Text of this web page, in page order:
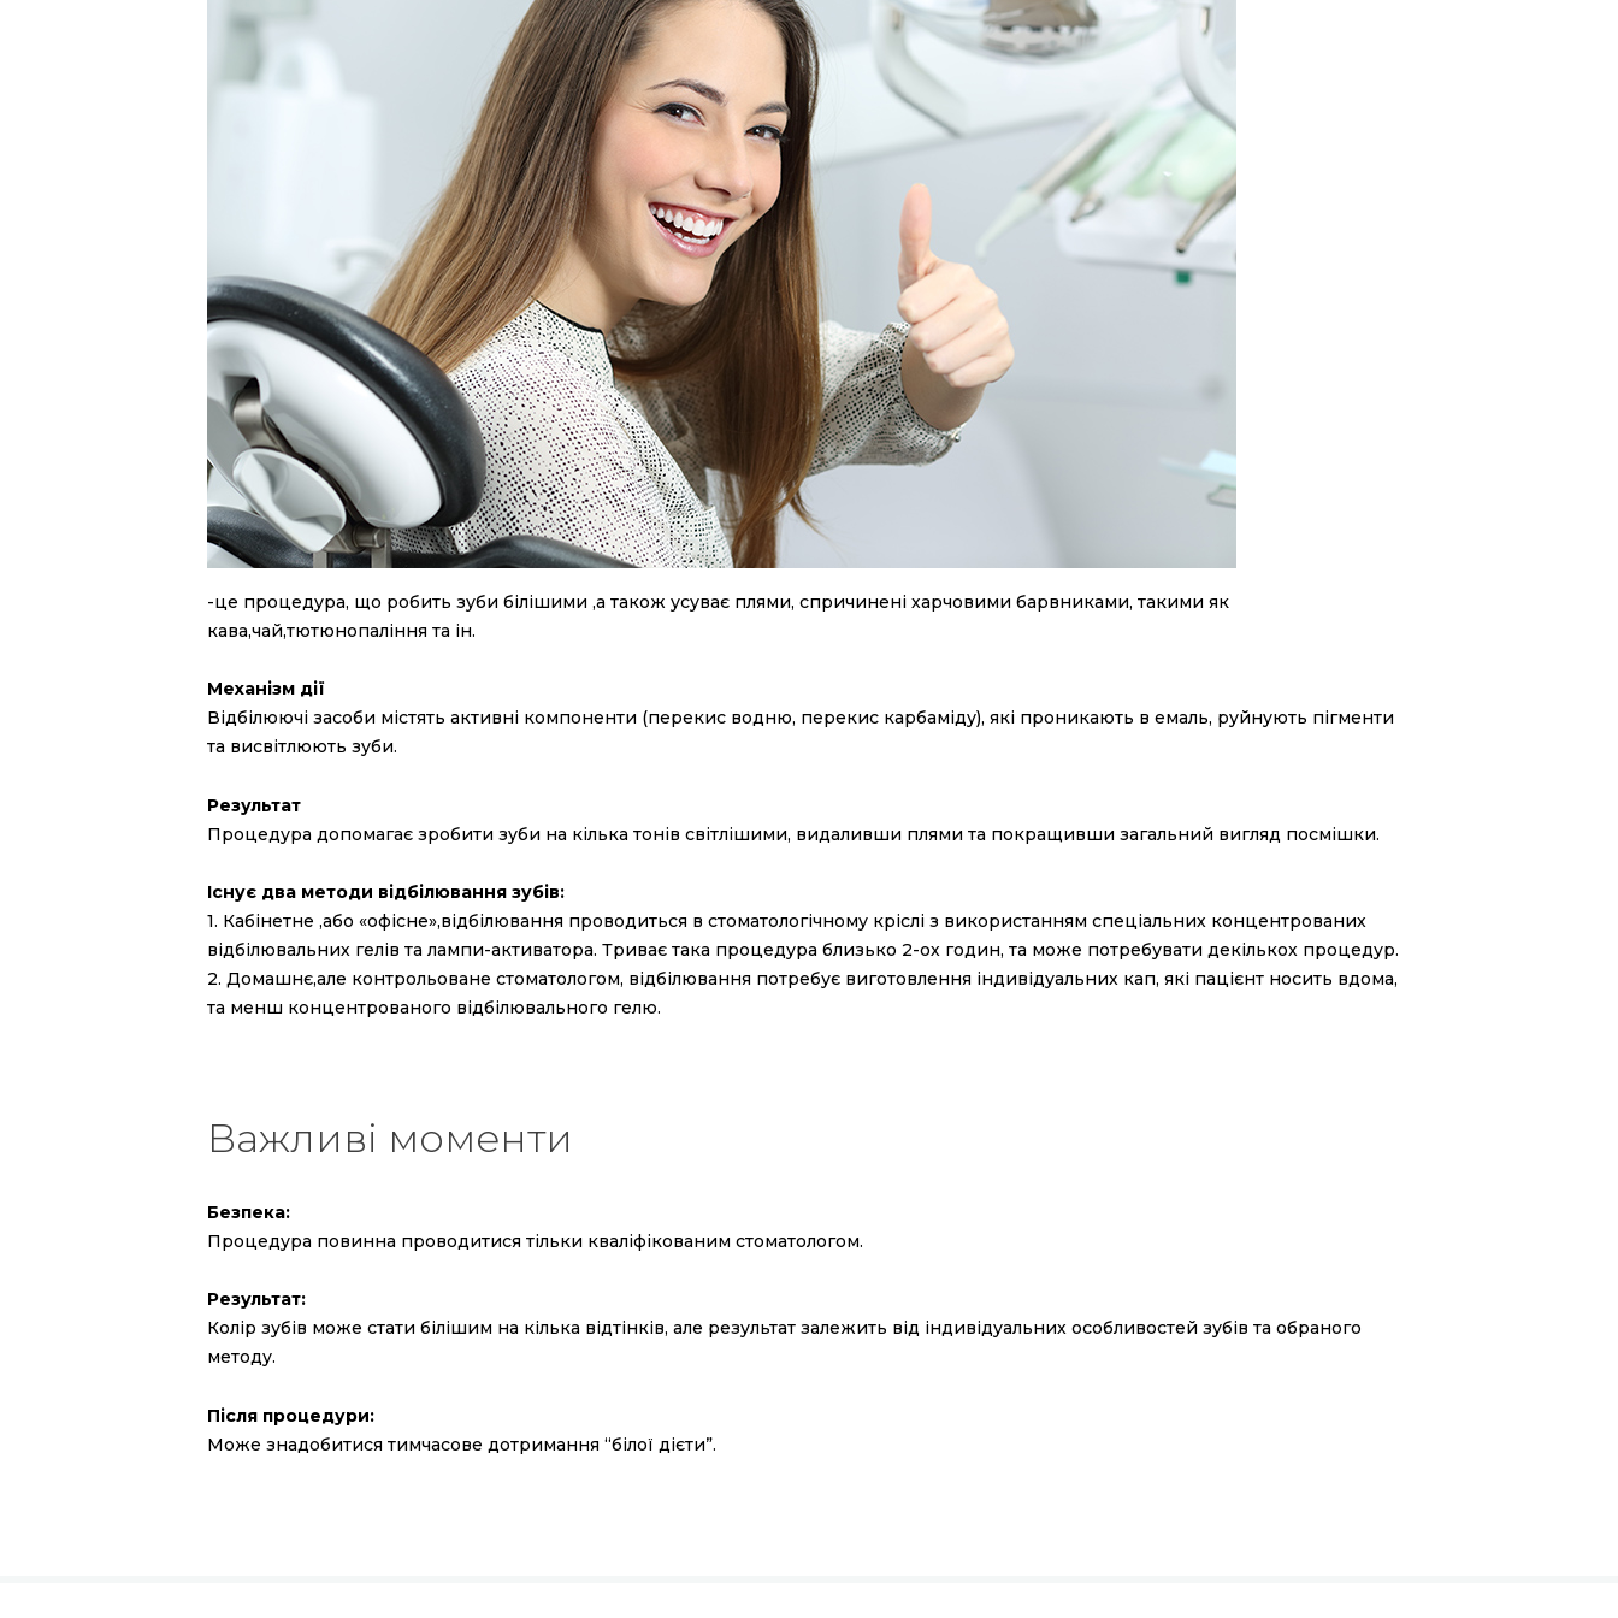
-це процедура, що робить зуби білішими ,а також усуває плями, спричинені харчовими барвниками, такими як
кава,чай,тютюнопаління та ін.
Механізм дії
Відбілюючі засоби містять активні компоненти (перекис водню, перекис карбаміду), які проникають в емаль, руйнують пігменти
та висвітлюють зуби.
Результат
Процедура допомагає зробити зуби на кілька тонів світлішими, видаливши плями та покращивши загальний вигляд посмішки.
Існує два методи відбілювання зубів:
1.⁠ ⁠Кабінетне ,або «офісне»,відбілювання проводиться в стоматологічному кріслі з використанням спеціальних концентрованих
відбілювальних гелів та лампи-активатора. Триває така процедура близько 2-ох годин, та може потребувати декількох процедур.
2.⁠ ⁠Домашнє,але контрольоване стоматологом, відбілювання потребує виготовлення індивідуальних кап, які пацієнт носить вдома,
та менш концентрованого відбілювального гелю.
Важливі моменти
Безпека:
Процедура повинна проводитися тільки кваліфікованим стоматологом.
Результат:
Колір зубів може стати білішим на кілька відтінків, але результат залежить від індивідуальних особливостей зубів та обраного
методу.
Після процедури:
Може знадобитися тимчасове дотримання “білої дієти”.